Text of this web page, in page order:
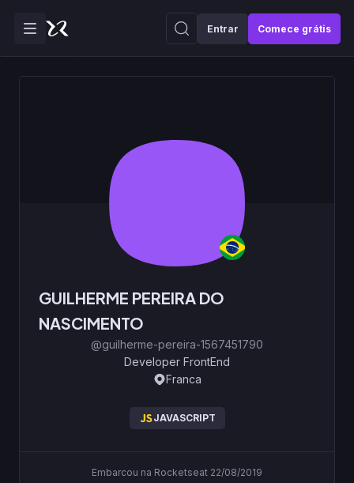
Entrar Comece grátis
GUILHERME PEREIRA DO
NASCIMENTO
@guilherme-pereira-1567451790
Developer FrontEnd
Franca
JAVASCRIPT
Embarcou na Rocketseat 22/08/2019